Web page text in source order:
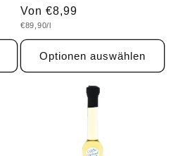
Normaler
Preis
Von €8,99
Grundpreis
€89,90/l
Optionen auswählen